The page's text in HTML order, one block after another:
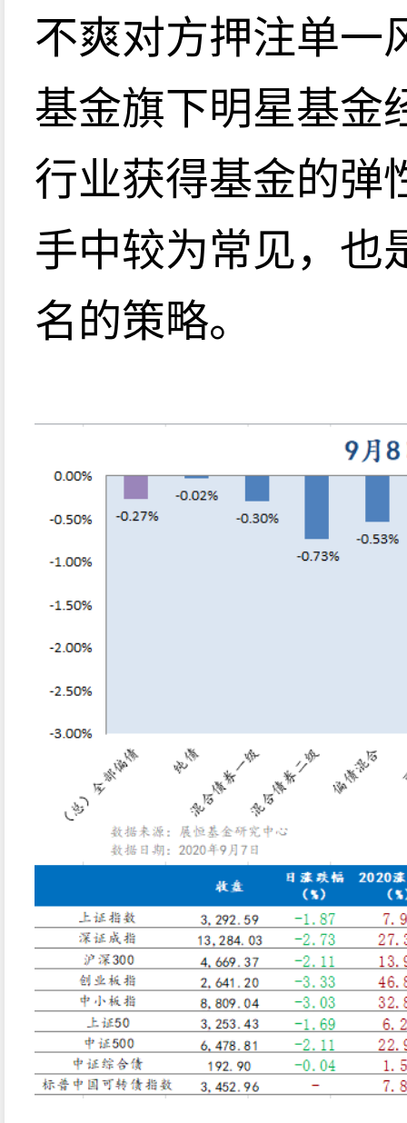
不爽对方押注单一
基金旗下明星基金
行业获得基金的弹
手中较为常见，也
名的策略。